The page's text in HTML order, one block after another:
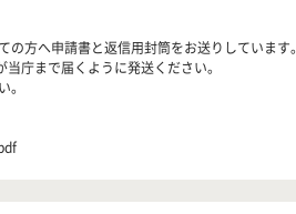
方へ申請書と返信用封筒をお送りしています。
庁まで届くように発送ください。